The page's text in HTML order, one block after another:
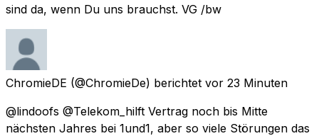
sind da, wenn Du uns brauchst. VG /bw
ChromieDE (@ChromieDe) berichtet vor 23 Minuten
@lindoofs @Telekom_hilft Vertrag noch bis Mitte
nächsten Jahres bei 1und1, aber so viele Störungen das